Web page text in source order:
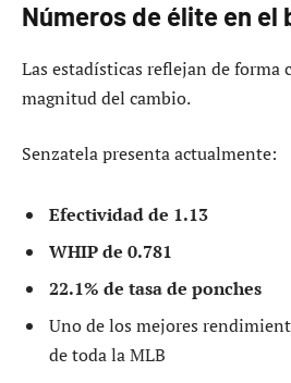
Números de élite en el
Las estadísticas reflejan de forma
magnitud del cambio.
Senzatela presenta actualmente:
Efectividad de 1.13
WHIP de 0.781
22.1% de tasa de ponches
Uno de los mejores
de toda la MLB